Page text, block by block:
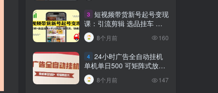
3 短视频带货新号起号变现
课：引流剪辑 选品挂车 千
川测品 自然流，快速起量
8个月前 160
4 24小时广告全自动挂机
单机单日500 可矩阵式放大
无需人工看守 新手小白轻松
玩转8个月前 147